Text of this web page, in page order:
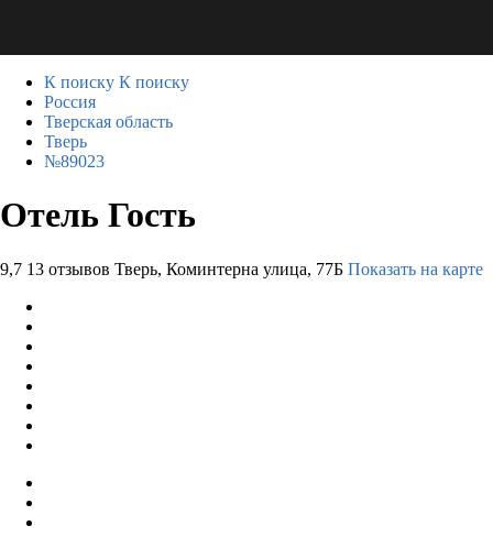
К поиску К поиску
Россия
Тверская область
Тверь
№89023
Отель Гость
9,7 13 отзывов Тверь, Коминтерна улица, 77Б Показать на карте